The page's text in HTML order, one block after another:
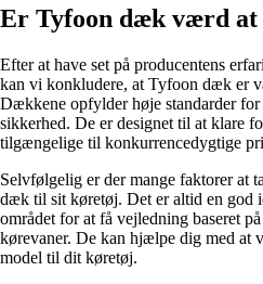
Er Tyfoon dæk værd at
Efter at have set på producentens
kan vi konkludere, at Tyfoon dæk er
Dækkene opfylder høje standarder
sikkerhed. De er designet til at klare
tilgængelige til konkurrencedygtige
Selvfølgelig er der mange faktorer at
dæk til sit køretøj. Det er altid en god
området for at få vejledning baseret
kørevaner. De kan hjælpe dig med
model til dit køretøj.